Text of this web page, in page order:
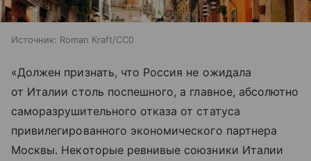
Источник: Roman Kraft/CC0
«Должен признать, что Россия не ожидала
от Италии столь поспешного, а главное, абсолютно
саморазрушительного отказа от статуса
привилегированного экономического партнера
Москвы. Некоторые ревнивые союзники Италии